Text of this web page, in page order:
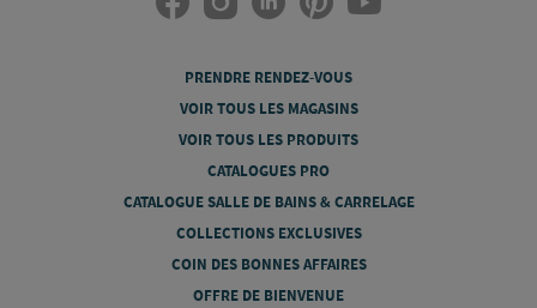
PRENDRE RENDEZ-VOUS
VOIR TOUS LES MAGASINS
VOIR TOUS LES PRODUITS
CATALOGUES PRO
CATALOGUE SALLE DE BAINS & CARRELAGE
COLLECTIONS EXCLUSIVES
COIN DES BONNES AFFAIRES
OFFRE DE BIENVENUE